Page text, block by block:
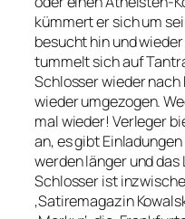
kümmert er sich um
besucht hin und
tummelt sich auf
Schlosser wieder nach
wieder umgezogen.
mal wieder! Verleger
an, es gibt
werden länger und
Schlosser ist
‚Satiremagazin